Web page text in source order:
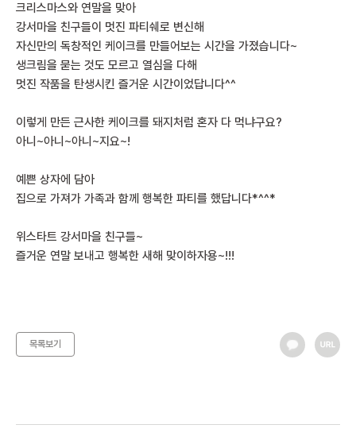
크리스마스와 연말을 맞아
강서마을 친구들이 멋진 파티쉐로 변신해
자신만의 독창적인 케이크를 만들어보는 시간을 가졌습니다~
생크림을 묻는 것도 모르고 열심을 다해
멋진 작품을 탄생시킨 즐거운 시간이었답니다^^
이렇게 만든 근사한 케이크를 돼지처럼 혼자 다 먹냐구요?
아니~아니~아니~지요~!
예쁜 상자에 담아
집으로 가져가 가족과 함께 행복한 파티를 했답니다*^^*
위스타트 강서마을 친구들~
즐거운 연말 보내고 행복한 새해 맞이하자용~!!!
목록보기